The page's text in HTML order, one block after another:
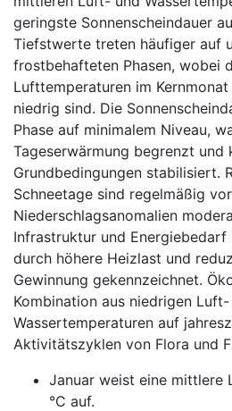
geringste Sonnenscheindauer
Tiefstwerte treten häufiger auf
frostbehafteten Phasen, wobei
Lufttemperaturen im Kernmonat
niedrig sind. Die
Phase auf minimalem Niveau,
Tageserwärmung begrenzt und
Grundbedingungen stabilisiert.
Schneetage sind regelmäßig
Niederschlagsanomalien
Infrastruktur und
durch höhere Heizlast und
Gewinnung gekennzeichnet.
Kombination aus niedrigen Luft-
Wassertemperaturen auf
Aktivitätszyklen von Flora und
Januar weist eine mittlere
°C auf.